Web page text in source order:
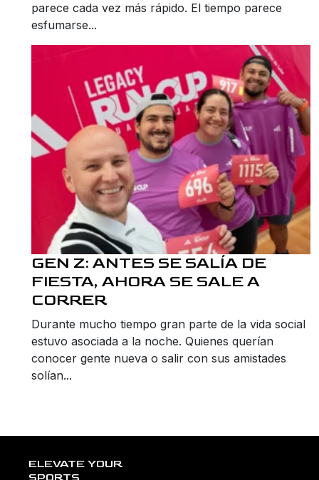
parece cada vez más rápido. El tiempo parece
esfumarse...
GEN Z: ANTES SE SALÍA DE
FIESTA, AHORA SE SALE A
CORRER
Durante mucho tiempo gran parte de la vida social
estuvo asociada a la noche. Quienes querían
conocer gente nueva o salir con sus amistades
solían...
ELEVATE YOUR